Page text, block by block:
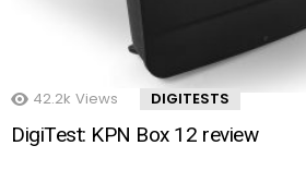
42.2k Views DIGITESTS
DigiTest: KPN Box 12 review